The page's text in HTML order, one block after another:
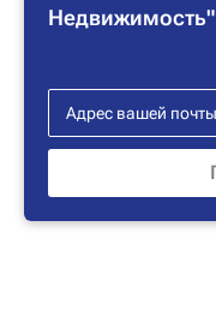
Недвижимость"